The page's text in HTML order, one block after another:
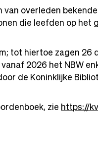
overleden
die leefden op het
tot hiertoe zagen 26
2026 het NBW
de Koninklijke
zie https://